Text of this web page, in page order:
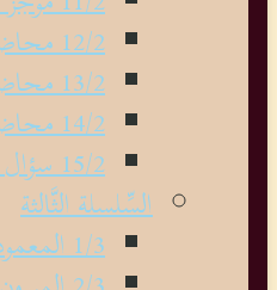
12/2 محاضرات1
13/2 محاضرات2
14/2 محاضرات3
15/2 سؤال وجواب
السِّلسلة الثَّالثة
1/3 المعموديَّة